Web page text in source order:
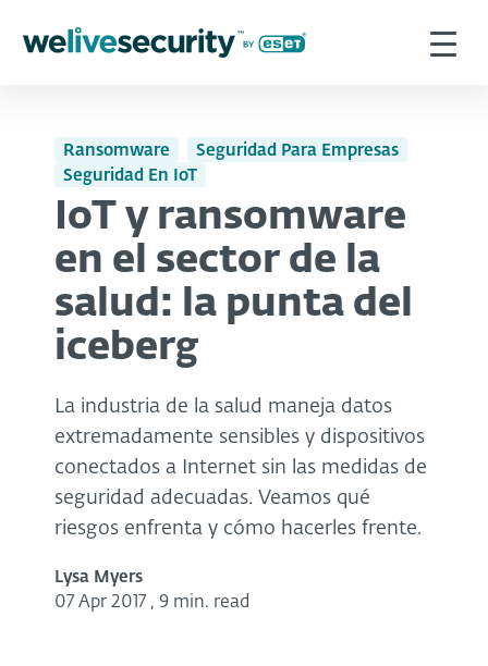
Ransomware
Seguridad Para Empresas
Seguridad En IoT
IoT y ransomware
en el sector de la
salud: la punta del
iceberg
La industria de la salud maneja datos
extremadamente sensibles y dispositivos
conectados a Internet sin las medidas de
seguridad adecuadas. Veamos qué
riesgos enfrenta y cómo hacerles frente.
Lysa Myers
07 Apr 2017 , 9 min. read